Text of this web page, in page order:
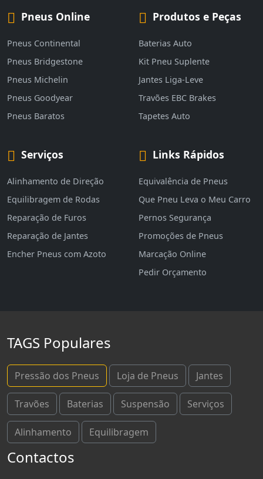
Pneus Online
Pneus Continental
Pneus Bridgestone
Pneus Michelin
Pneus Goodyear
Pneus Baratos
Produtos e Peças
Baterias Auto
Kit Pneu Suplente
Jantes Liga-Leve
Travões EBC Brakes
Tapetes Auto
Serviços
Alinhamento de Direção
Equilibragem de Rodas
Reparação de Furos
Reparação de Jantes
Encher Pneus com Azoto
Links Rápidos
Equivalência de Pneus
Que Pneu Leva o Meu Carro
Pernos Segurança
Promoções de Pneus
Marcação Online
Pedir Orçamento
TAGS Populares
Pressão dos Pneus Loja de Pneus Jantes
Travões Baterias Suspensão Serviços
Alinhamento Equilibragem
Contactos